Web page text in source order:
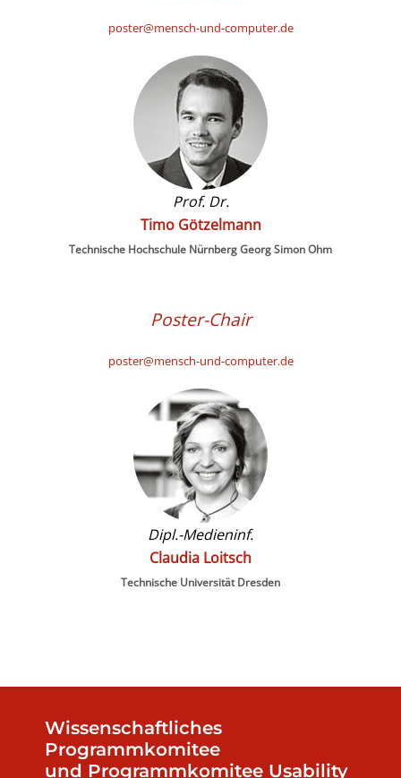
poster@mensch-und-computer.de
Prof. Dr.
Timo Götzelmann
Technische Hochschule Nürnberg Georg Simon Ohm
Poster-Chair
poster@mensch-und-computer.de
Dipl.-Medieninf.
Claudia Loitsch
Technische Universität Dresden
Wissenschaftliches
Programmkomitee
und Programmkomitee Usability